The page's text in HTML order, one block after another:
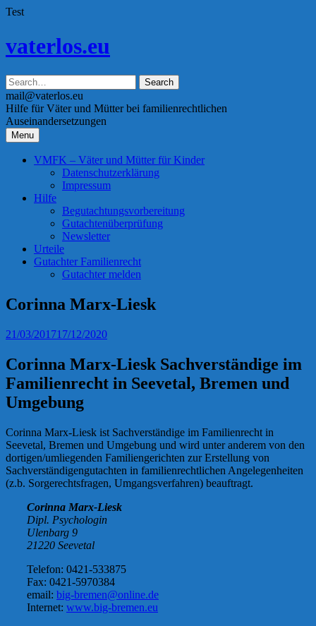
Test
to
vaterlos.eu
mail@vaterlos.eu
Hilfe für Väter und Mütter bei familienrechtlichen
Auseinandersetzungen
Menu
VMFK – Väter und Mütter für Kinder
Datenschutzerklärung
Impressum
Hilfe
Begutachtungsvorbereitung
Gutachtenüberprüfung
Newsletter
Urteile
Gutachter Familienrecht
Gutachter melden
Corinna Marx-Liesk
21/03/201717/12/2020
Corinna Marx-Liesk Sachverständige im
Familienrecht in Seevetal, Bremen und
Umgebung
Corinna Marx-Liesk ist Sachverständige im Familienrecht in
Seevetal, Bremen und Umgebung und wird unter anderem von den
dortigen/umliegenden Familiengerichten zur Erstellung von
Sachverständigengutachten in familienrechtlichen Angelegenheiten
(z.b. Sorgerechtsfragen, Umgangsverfahren) beauftragt.
Corinna Marx-Liesk
Dipl. Psychologin
Ulenbarg 9
21220 Seevetal
Telefon: 0421-533875
Fax: 0421-5970384
email: big-bremen@online.de
Internet: www.big-bremen.eu